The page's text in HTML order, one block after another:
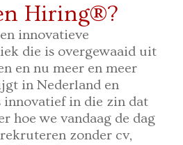
Hiring®?
innovatieve
die is overgewaaid uit
en nu meer en meer
in Nederland en
innovatief in die zin dat
hoe we vandaag de dag
zonder cv,